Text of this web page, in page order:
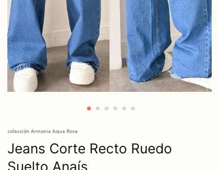
colección Armonia Aqua Rosa
Jeans Corte Recto Ruedo
Suelto Anaís